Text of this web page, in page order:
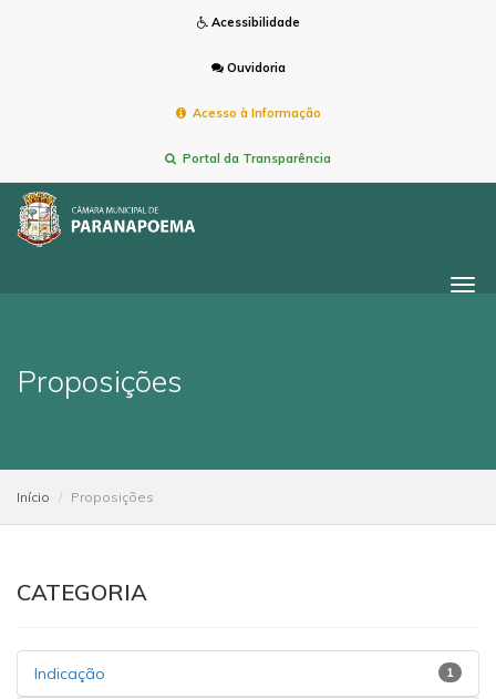
Acessibilidade
Ouvidoria
Acesso à Informação
Portal da Transparência
Proposições
Início Proposições
CATEGORIA
Indicação 1